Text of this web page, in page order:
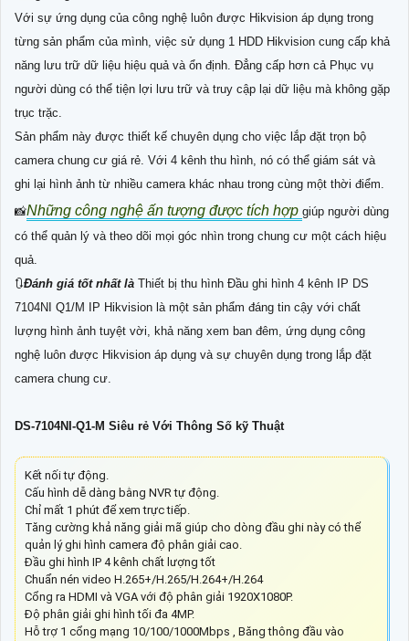
Với sự ứng dụng của công nghệ luôn được Hikvision áp dụng trong
từng sản phẩm của mình, việc sử dụng 1 HDD Hikvision cung cấp khả
năng lưu trữ dữ liệu hiệu quả và ổn định. Đẳng cấp hơn cả Phục vụ
người dùng có thể tiện lợi lưu trữ và truy cập lại dữ liệu mà không gặp
trục trặc.
Sản phẩm này được thiết kế chuyên dụng cho việc lắp đặt trọn bộ
camera chung cư giá rẻ. Với 4 kênh thu hình, nó có thể giám sát và
ghi lại hình ảnh từ nhiều camera khác nhau trong cùng một thời điểm.
📸Những công nghệ ấn tượng được tích hợp giúp người dùng
có thể quản lý và theo dõi mọi góc nhìn trong chung cư một cách hiệu
quả.
🔃Đánh giá tốt nhất là Thiết bị thu hình Đầu ghi hình 4 kênh IP DS
7104NI Q1/M IP Hikvision là một sản phẩm đáng tin cậy với chất
lượng hình ảnh tuyệt vời, khả năng xem ban đêm, ứng dụng công
nghệ luôn được Hikvision áp dụng và sự chuyên dụng trong lắp đặt
camera chung cư.
DS-7104NI-Q1-M Siêu rẻ Với Thông Số kỹ Thuật
Kết nối tự động.
Cấu hình dễ dàng bằng NVR tự động.
Chỉ mất 1 phút để xem trực tiếp.
Tăng cường khả năng giải mã giúp cho dòng đầu ghi này có thể
quản lý ghi hình camera độ phân giải cao.
Đầu ghi hình IP 4 kênh chất lượng tốt
Chuẩn nén video H.265+/H.265/H.264+/H.264
Cổng ra HDMI và VGA với độ phân giải 1920X1080P.
Độ phân giải ghi hình tối đa 4MP.
Hỗ trợ 1 cổng mạng 10/100/1000Mbps , Băng thông đầu vào